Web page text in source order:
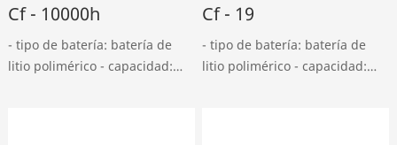
Cf - 10000h
- tipo de batería: batería de
litio polimérico - capacidad:
Cf - 19
- tipo de batería: batería de
litio polimérico - capacidad: